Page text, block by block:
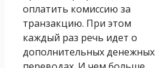
оплатить комиссию за
транзакцию. При этом
каждый раз речь идет о
дополнительных денежных